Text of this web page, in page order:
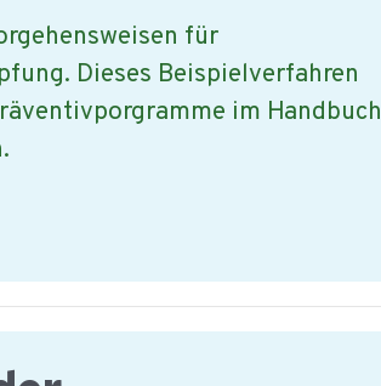
für
Dieses Beispielverfahren
im Handbuch